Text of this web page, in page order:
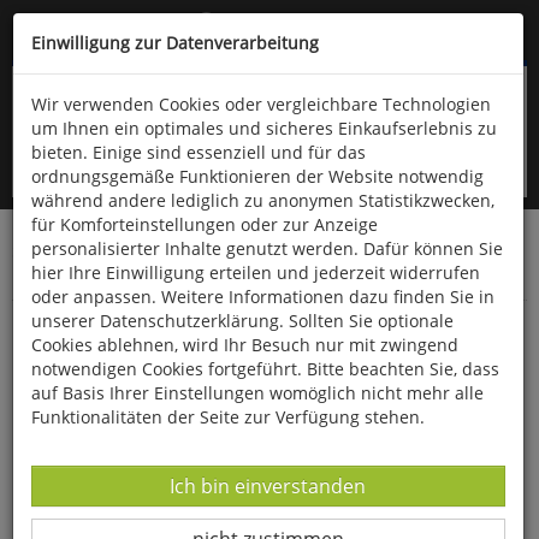
Kompletten Head der Seite überspringen
oder (06766) 9323-960
Startseite Schönes & Dekoratives
Uhren & Schmuck
Schmuck
Botswana-Achat-Anhänger
Einwilligung zur Datenverarbeitung
Wir verwenden Cookies oder vergleichbare Technologien
um Ihnen ein optimales und sicheres Einkaufserlebnis zu
bieten. Einige sind essenziell und für das
ordnungsgemäße Funktionieren der Website notwendig
während andere lediglich zu anonymen Statistikzwecken,
für Komforteinstellungen oder zur Anzeige
personalisierter Inhalte genutzt werden. Dafür können Sie
hier Ihre Einwilligung erteilen und jederzeit widerrufen
oder anpassen. Weitere Informationen dazu finden Sie in
unserer Datenschutzerklärung. Sollten Sie optionale
Cookies ablehnen, wird Ihr Besuch nur mit zwingend
notwendigen Cookies fortgeführt. Bitte beachten Sie, dass
auf Basis Ihrer Einstellungen womöglich nicht mehr alle
Funktionalitäten der Seite zur Verfügung stehen.
Datenverarbeitung -
Ich bin einverstanden